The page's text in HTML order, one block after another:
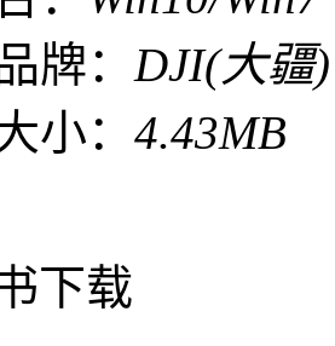
牌： DJI(大疆)
小： 4.43MB
下载